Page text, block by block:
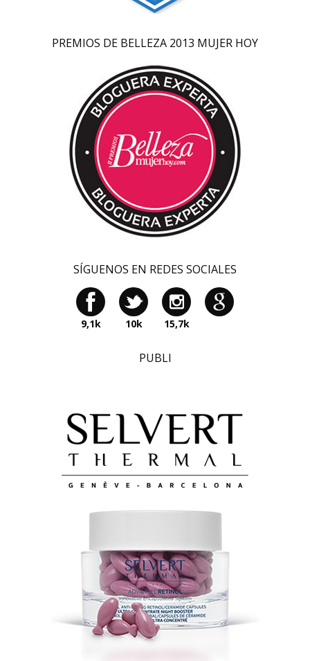
PREMIOS DE BELLEZA 2013 MUJER HOY
SÍGUENOS EN REDES SOCIALES
9,1k 10k 15,7k
PUBLI